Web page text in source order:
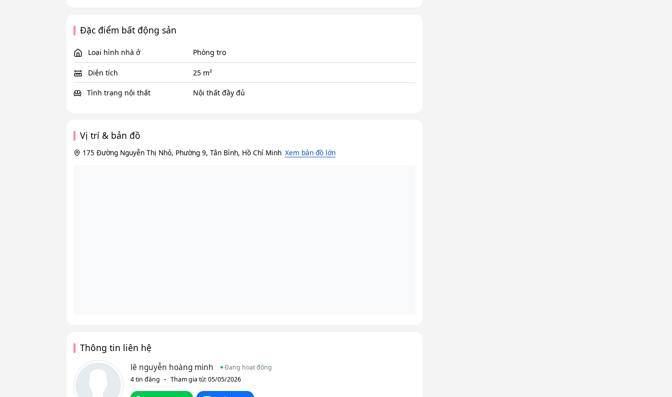
Đặc điểm bất động sản
Loại hình nhà ở Phòng trọ
Diện tích 25 m²
Tình trạng nội thất Nội thất đầy đủ
Vị trí & bản đồ
175 Đường Nguyễn Thị Nhỏ, Phường 9, Tân Bình, Hồ Chí Minh Xem bản đồ lớn
Thông tin liên hệ
lê nguyễn hoàng minh
Đang hoạt động
4 tin đăng
Tham gia từ: 05/05/2026